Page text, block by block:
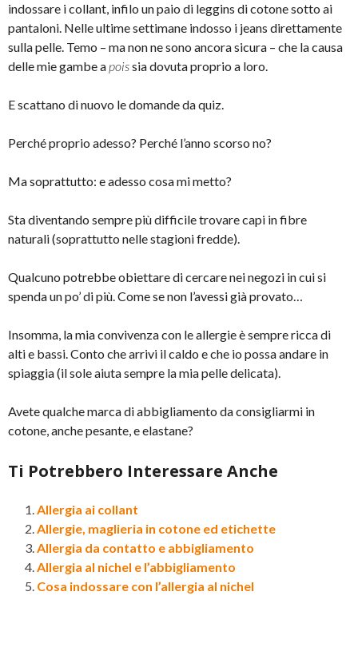
indossare i collant, infilo un paio di leggins di cotone sotto ai
pantaloni. Nelle ultime settimane indosso i jeans direttamente
sulla pelle. Temo – ma non ne sono ancora sicura – che la causa
delle mie gambe a poissia dovuta proprio a loro.
E scattano di nuovo le domande da quiz.
Perché proprio adesso? Perché l’anno scorso no?
Ma soprattutto: e adesso cosa mi metto?
Sta diventando sempre più difficile trovare capi in fibre
naturali (soprattutto nelle stagioni fredde).
Qualcuno potrebbe obiettare di cercare nei negozi in cui si
spenda un po’ di più. Come se non l’avessi già provato…
Insomma, la mia convivenza con le allergie è sempre ricca di
alti e bassi. Conto che arrivi il caldo e che io possa andare in
spiaggia (il sole aiuta sempre la mia pelle delicata).
Avete qualche marca di abbigliamento da consigliarmi in
cotone, anche pesante, e elastane?
Ti Potrebbero Interessare Anche
Allergia ai collant
Allergie, maglieria in cotone ed etichette
Allergia da contatto e abbigliamento
Allergia al nichel e l’abbigliamento
Cosa indossare con l’allergia al nichel